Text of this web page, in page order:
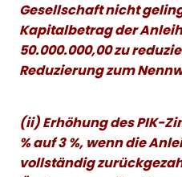
Gesellschaft nicht
Kapitalbetrag der
50.000.000,00 zu
Reduzierung zum
(ii) Erhöhung des PIK-
% auf 3 %, wenn die
vollständig